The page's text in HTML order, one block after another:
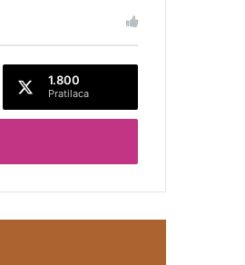
1.800
Pratilaca